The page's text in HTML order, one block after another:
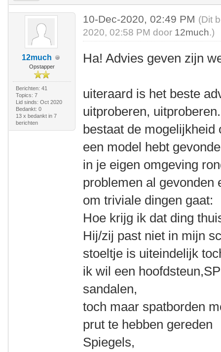
12much
Opstapper
Berichten: 41
Topics: 7
Lid sinds: Oct 2020
Bedankt: 0
13 x bedankt in 7
berichten
10-Dec-2020, 02:49 PM (Dit
2020, 02:58 PM door 12much.)
Ha! Advies geven zijn
uiteraard is het beste
uitproberen,
bestaat de
een model hebt
in je eigen omgeving
problemen al gevonden
om triviale dingen gaat:
Hoe krijg ik dat ding
Hij/zij past niet in mijn
stoeltje is uiteindelijk
ik wil een
sandalen,
toch maar spatborden
prut te hebben gereden
Spiegels,